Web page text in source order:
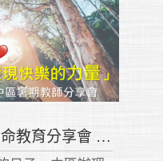
2020中區暑期生命教育分享會 活動集錦